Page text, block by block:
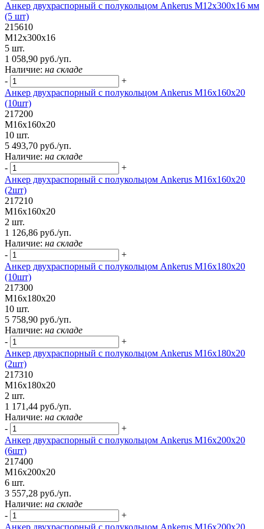
Анкер двухраспорный с полукольцом Ankerus М12х300х16 мм
(5 шт)
215610
М12х300х16
5 шт.
1 058,90 руб./уп.
Наличие: на складе
-
+
Анкер двухраспорный с полукольцом Ankerus М16х160х20
(10шт)
217200
М16х160х20
10 шт.
5 493,70 руб./уп.
Наличие: на складе
-
+
Анкер двухраспорный с полукольцом Ankerus М16х160х20
(2шт)
217210
М16х160х20
2 шт.
1 126,86 руб./уп.
Наличие: на складе
-
+
Анкер двухраспорный с полукольцом Ankerus М16х180х20
(10шт)
217300
М16х180х20
10 шт.
5 758,90 руб./уп.
Наличие: на складе
-
+
Анкер двухраспорный с полукольцом Ankerus М16х180х20
(2шт)
217310
М16х180х20
2 шт.
1 171,44 руб./уп.
Наличие: на складе
-
+
Анкер двухраспорный с полукольцом Ankerus М16х200х20
(6шт)
217400
М16х200х20
6 шт.
3 557,28 руб./уп.
Наличие: на складе
-
+